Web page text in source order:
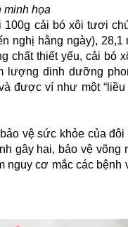
minh họa
cải bó xôi tươi
hằng ngày), 28,1
chất thiết yếu, cải bó
dinh dưỡng
được ví như một
vệ sức khỏe của
gây hại, bảo vệ
cơ mắc các bệnh